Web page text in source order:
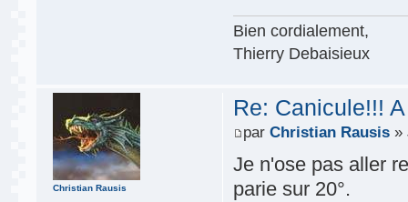
Bien cordialement,
Thierry Debaisieux
Re: Canicule!!!
parChristian Rausis »
Je n'ose pas aller
parie sur 20°.
Christian Rausis